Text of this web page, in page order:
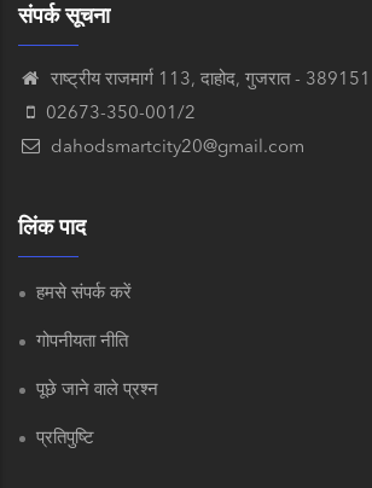
संपर्क सूचना
राष्ट्रीय राजमार्ग 113, दाहोद, गुजरात - 389151
02673-350-001/2
dahodsmartcity20@gmail.com
लिंक पाद
हमसे संपर्क करें
गोपनीयता नीति
पूछे जाने वाले प्रश्न
प्रतिपुष्टि